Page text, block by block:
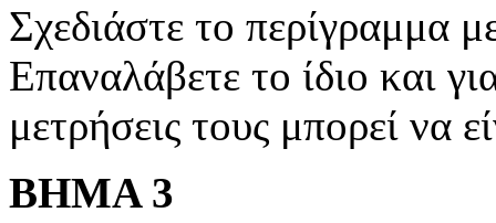
Σχεδιάστε το περίγραμμα
Επαναλάβετε το ίδιο και
μετρήσεις τους μπορεί να
ΒΗΜΑ 3